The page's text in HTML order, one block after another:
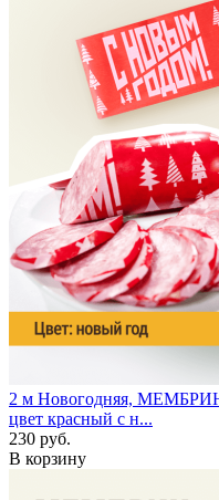
2 м Новогодняя,
цвет красный с н...
230 руб.
В корзину